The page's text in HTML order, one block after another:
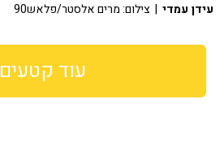
עידן עמדי | צילום: מרים אלסטר/פלאש90
עוד קטעים